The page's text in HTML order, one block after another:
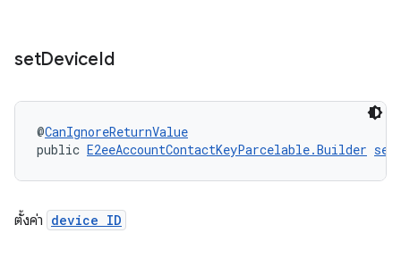
setDeviceId
@CanIgnoreReturnValue
public E2eeAccountContactKeyParcelable.Builder
ตั้งค่า device ID